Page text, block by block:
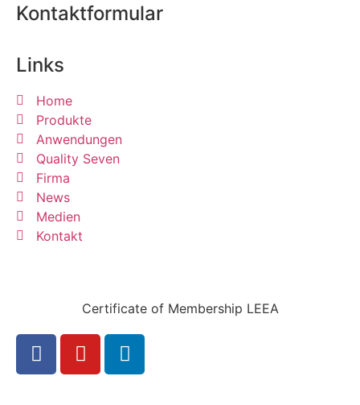
Kontaktformular
Links
Home
Produkte
Anwendungen
Quality Seven
Firma
News
Medien
Kontakt
Certificate of Membership LEEA